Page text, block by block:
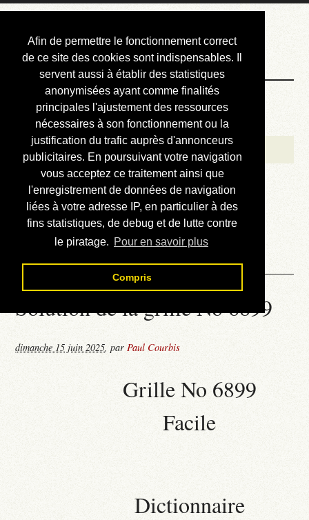
Afin de permettre le fonctionnement correct
de ce site des cookies sont indispensables. Il
servent aussi à établir des statistiques
anonymisées ayant comme finalités
principales l'ajustement des ressources
nécessaires à son fonctionnement ou la
justification du trafic auprès d'annonceurs
publicitaires. En poursuivant votre navigation
vous acceptez ce traitement ainsi que
l'enregistrement de données de navigation
liées à votre adresse IP, en particulier à des
fins statistiques, de debug et de lutte contre
le piratage. Pour en savoir plus
Compris
Courbis, « LE »
Blog Officiel
Bienvenue
Réalisations
Divers (et d’été)
Annonces
Liens externes
Téléchargement
Contact
Solution de la grille No 6899
dimanche 15 juin 2025,parPaul Courbis
Grille No 6899
Facile
Dictionnaire